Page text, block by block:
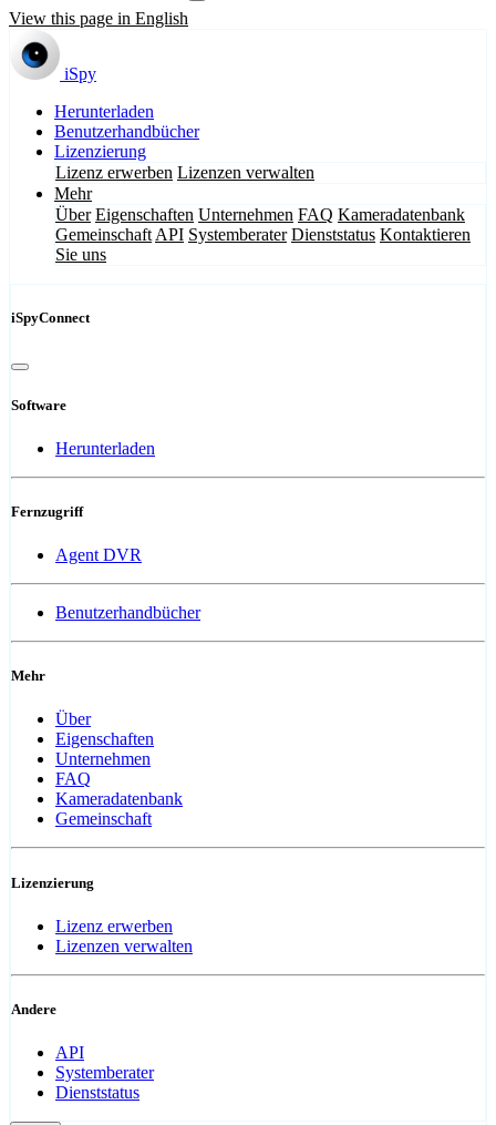
View this page in English
iSpy
Herunterladen
Benutzerhandbücher
Lizenzierung
Lizenz erwerben Lizenzen verwalten
Mehr
Über Eigenschaften Unternehmen FAQ Kameradatenbank
Gemeinschaft API Systemberater Dienststatus Kontaktieren
Sie uns
iSpyConnect
Software
Herunterladen
Fernzugriff
Agent DVR
Benutzerhandbücher
Mehr
Über
Eigenschaften
Unternehmen
FAQ
Kameradatenbank
Gemeinschaft
Lizenzierung
Lizenz erwerben
Lizenzen verwalten
Andere
API
Systemberater
Dienststatus